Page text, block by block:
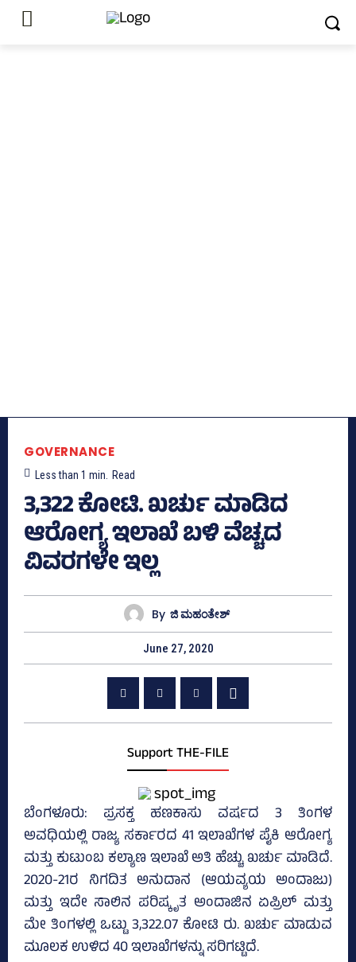
GOVERNANCE
Less than 1 min. Read
3,322 ಕೋಟಿ. ಖರ್ಚು ಮಾಡಿದ
ಆರೋಗ್ಯ ಇಲಾಖೆ ಬಳಿ ವೆಚ್ಚದ
ವಿವರಗಳೇ ಇಲ್ಲ
By ಜಿ ಮಹಂತೇಶ್
June 27, 2020
Support THE-FILE
ಬೆಂಗಳೂರು: ಪ್ರಸಕ್ತ ಹಣಕಾಸು ವರ್ಷದ 3 ತಿಂಗಳ
ಅವಧಿಯಲ್ಲಿ ರಾಜ್ಯ ಸರ್ಕಾರದ 41 ಇಲಾಖೆಗಳ ಪೈಕಿ ಆರೋಗ್ಯ
ಮತ್ತು ಕುಟುಂಬ ಕಲ್ಯಾಣ ಇಲಾಖೆ ಅತಿ ಹೆಚ್ಚು ಖರ್ಚು ಮಾಡಿದೆ.
2020-21ರ ನಿಗದಿತ ಅನುದಾನ (ಆಯವ್ಯಯ ಅಂದಾಜು)
ಮತ್ತು ಇದೇ ಸಾಲಿನ ಪರಿಷ್ಕೃತ ಅಂದಾಜಿನ ಏಪ್ರಿಲ್‌ ಮತ್ತು
ಮೇ ತಿಂಗಳಲ್ಲಿ ಒಟ್ಟು 3,322.07 ಕೋಟಿ ರು. ಖರ್ಚು ಮಾಡುವ
ಮೂಲಕ ಉಳಿದ 40 ಇಲಾಖೆಗಳನ್ನು ಸರಿಗಟ್ಟಿದೆ.